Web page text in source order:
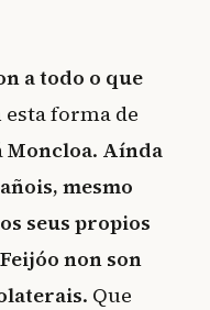
a todo o que
forma de
Moncloa. Aínda
mesmo
seus propios
non son
. Que